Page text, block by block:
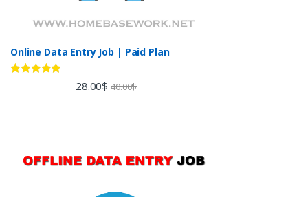
Online Data Entry Job | Paid Plan
28.00$ 40.00$